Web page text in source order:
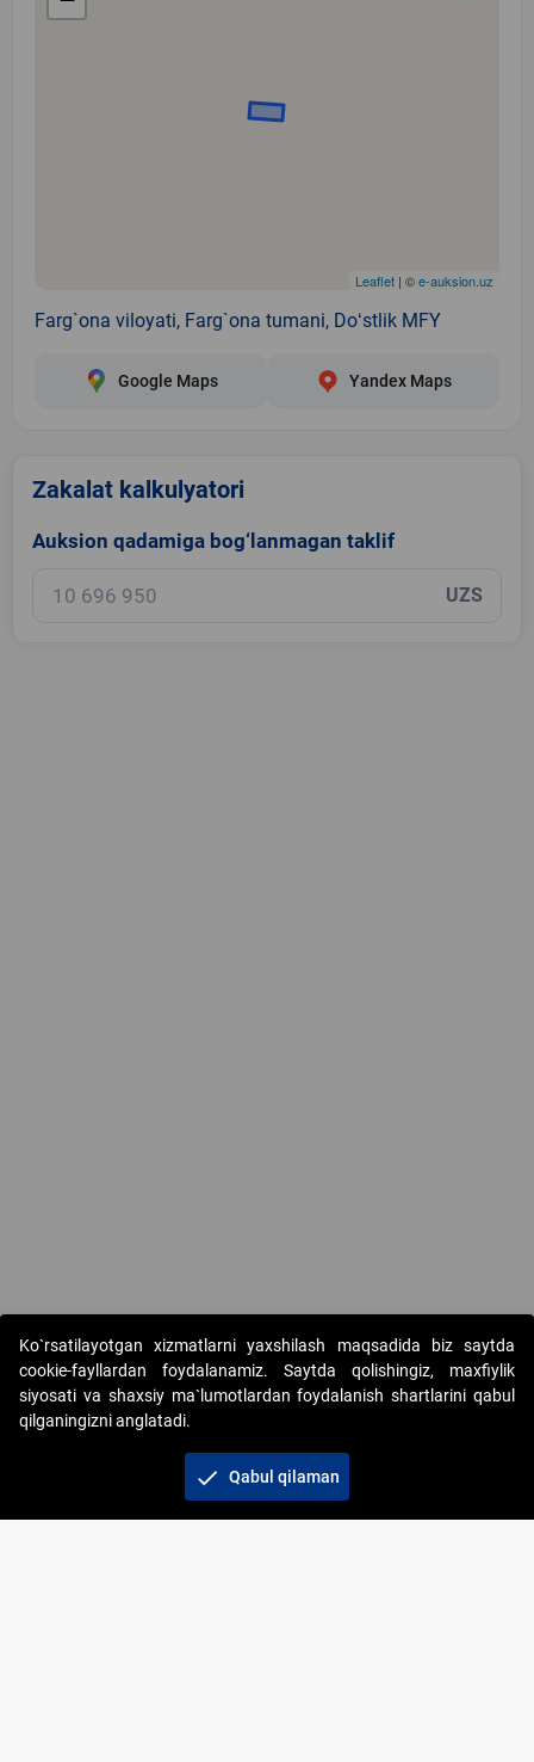
Leaflet | ©e-auksion.uz
Farg`ona viloyati, Farg`ona tumani, Doʻstlik MFY
Google Maps Yandex Maps
Zakalat kalkulyatori
Auksion qadamiga bog‘lanmagan taklif
UZS
Copyright © 2017-2026. "Elektron onlayn-auksionlarni
tashkil etish" AJ. Barcha huquqlar himoyalangan
Ko`rsatilayotgan xizmatlarni yaxshilash maqsadida biz saytda
cookie-fayllardan foydalanamiz. Saytda qolishingiz, maxfiylik
siyosati va shaxsiy ma`lumotlardan foydalanish shartlarini qabul
qilganingizni anglatadi.
check Qabul qilaman